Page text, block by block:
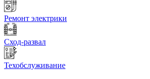
Ремонт электрики
Сход-развал
Техобслуживание